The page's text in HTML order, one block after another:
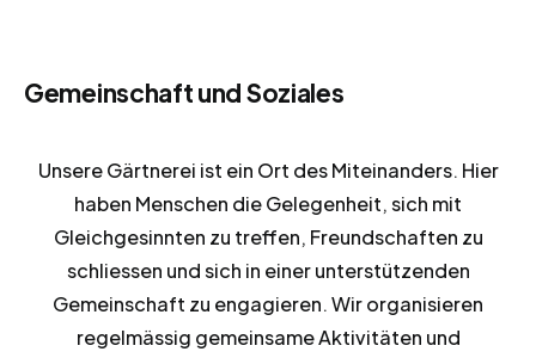
Gemeinschaft und Soziales
Unsere Gärtnerei ist ein Ort des Miteinanders. Hier
haben Menschen die Gelegenheit, sich mit
Gleichgesinnten zu treffen, Freundschaften zu
schliessen und sich in einer unterstützenden
Gemeinschaft zu engagieren. Wir organisieren
regelmässig gemeinsame Aktivitäten und